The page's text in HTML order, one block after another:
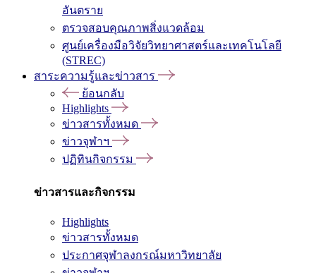
อันตราย
ตรวจสอบคุณภาพสิ่งแวดล้อม
ศูนย์เครื่องมือวิจัยวิทยาศาสตร์และเทคโนโลยี
(STREC)
สาระความรู้และข่าวสาร
ย้อนกลับ
Highlights
ข่าวสารทั้งหมด
ข่าวจุฬาฯ
ปฏิทินกิจกรรม
ข่าวสารและกิจกรรม
Highlights
ข่าวสารทั้งหมด
ประกาศจุฬาลงกรณ์มหาวิทยาลัย